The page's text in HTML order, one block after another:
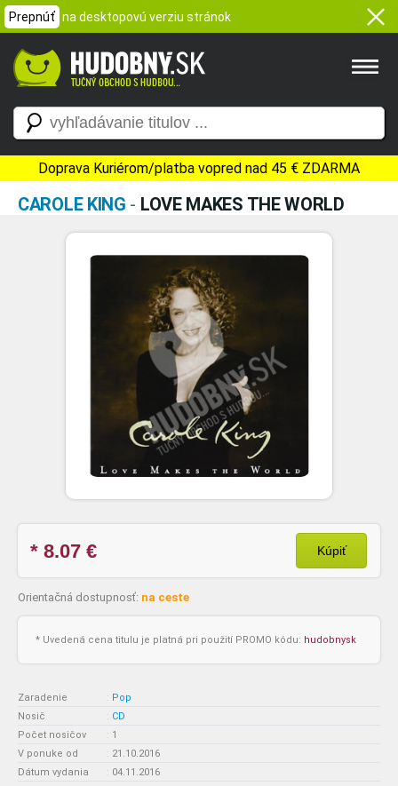
Prepnúť na desktopovú verziu stránok
Doprava Kuriérom/platba vopred nad 45 € ZDARMA
CAROLE KING - LOVE MAKES THE WORLD
* 8.07 € Kúpiť
Orientačná dostupnosť: na ceste
* Uvedená cena titulu je platná pri použití PROMO kódu: hudobnysk
Zaradenie : Pop
Nosič
: CD
Počet nosičov
: 1
V ponuke od
: 21.10.2016
Dátum vydania
: 04.11.2016